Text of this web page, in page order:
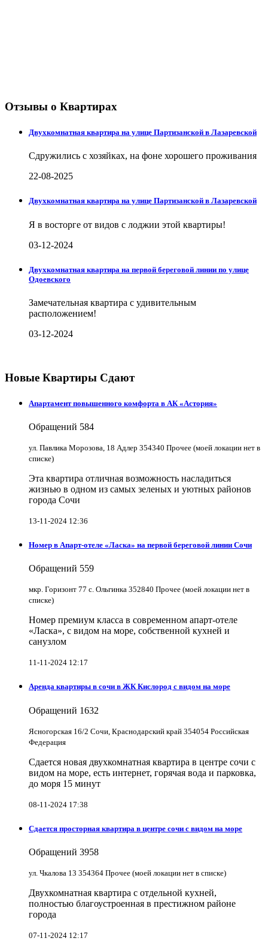
Отзывы о Квартирах
Двухкомнатная квартира на улице Партизанской в Лазаревской
Сдружились с хозяйках, на фоне хорошего проживания
22-08-2025
Двухкомнатная квартира на улице Партизанской в Лазаревской
Я в восторге от видов с лоджии этой квартиры!
03-12-2024
Двухкомнатная квартира на первой береговой линии по улице
Одоевского
Замечательная квартира с удивительным
расположением!
03-12-2024
Новые Квартиры Сдают
Апартамент повышенного комфорта в АК «Астория»
Обращений 584
ул. Павлика Морозова, 18 Адлер 354340 Прочее (моей локации нет в
списке)
Эта квартира отличная возможность насладиться
жизнью в одном из самых зеленых и уютных районов
города Сочи
13-11-2024 12:36
Номер в Апарт-отеле «Ласка» на первой береговой линии Сочи
Обращений 559
мкр. Горизонт 77 с. Ольгинка 352840 Прочее (моей локации нет в
списке)
Номер премиум класса в современном апарт-отеле
«Ласка», с видом на море, собственной кухней и
санузлом
11-11-2024 12:17
Аренда квартиры в сочи в ЖК Кислород с видом на море
Обращений 1632
Ясногорская 16/2 Сочи, Краснодарский край 354054 Российская
Федерация
Сдается новая двухкомнатная квартира в центре сочи с
видом на море, есть интернет, горячая вода и парковка,
до моря 15 минут
08-11-2024 17:38
Сдается просторная квартира в центре сочи с видом на море
Обращений 3958
ул. Чкалова 13 354364 Прочее (моей локации нет в списке)
Двухкомнатная квартира с отдельной кухней,
полностью благоустроенная в престижном районе
города
07-11-2024 12:17